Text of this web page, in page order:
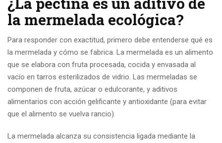
la mermelada ecológica?
Para responder con exactitud, primero debe entenderse qué es
la mermelada y cómo se fabrica. La mermelada es un alimento
que se elabora con fruta procesada, cocida y envasada al
vacío en tarros esterilizados de vidrio. Las mermeladas se
componen de fruta, azúcar o edulcorante, y aditivos
alimentarios con acción gelificante y antioxidante (para evitar
que el alimento se vuelva rancio).
La mermelada alcanza su consistencia ligada mediante la